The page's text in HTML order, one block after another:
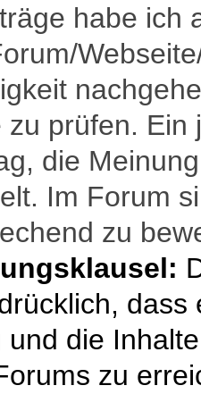
habe ich
zu prüfen.
die
Im Forum
zu
und die
zu